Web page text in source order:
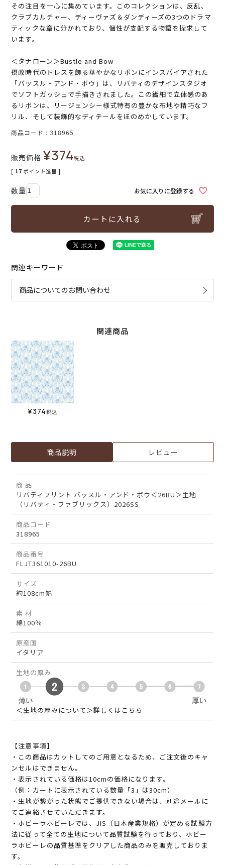
その注目を一心に集めています。このコレクションは、反乱、
クラブカルチャー、ディーヴァズ＆ダンディーズの3つのドラマ
ティックな章に分かれており、個性が支配する物語を探求して
います。
＜タナローン＞Bustle and Bow
摂政時代のドレスを飾る華やかなリボンにインスパイアされた
「バッスル・アンド・ボウ」は、リバティのデザインスタジオ
でソフトガッシュで手描きされました。この繊細で立体感のあ
るリボンは、リージェンシー様式特有の豊かな布地や精巧なフ
リル、そして装飾的なディテールをほのめかしています。
商品コード 318965
販売価格 ¥374税込
[ 17 ポイント進呈 ]
お気に入りに登録する
カートに入れる
関連キーワード
商品についてのお問い合わせ
関連商品
¥374税込
商品説明 レビュー
商 品
リバティプリント バッスル・アンド・ボウ＜26BU＞生地
（リバティ・ファブリックス）2026SS
商品コード
318965
商品番号
FLJT361010-26BU
サイズ
約108cm幅
素 材
綿100％
原産国
イタリア
生地の厚み
＜生地の厚みについて＞詳しくはこちら
【注意事項】
・この商品はカットしてのご用意となるため、ご注文後のキャ
ンセルはできません。
・表示されている価格は10cmの価格になります。
（例：カートに表示されている数量「3」は30cm）
・生地が繋がった状態でご提供できない場合は、別途メールに
てご連絡させていただきます。
・ホビーラホビーレでは、JIS（日本産業規格）が定める試験方
法に従って全ての生地について品質試験を行っており、ホビー
ラホビーレの品質基準をクリアした商品のみを販売しておりま
す。